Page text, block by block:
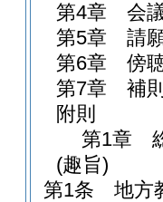
第4章
会
第5章
請
第6章
傍
第7章
補
附則
第1章
(趣旨)
第1条
地方